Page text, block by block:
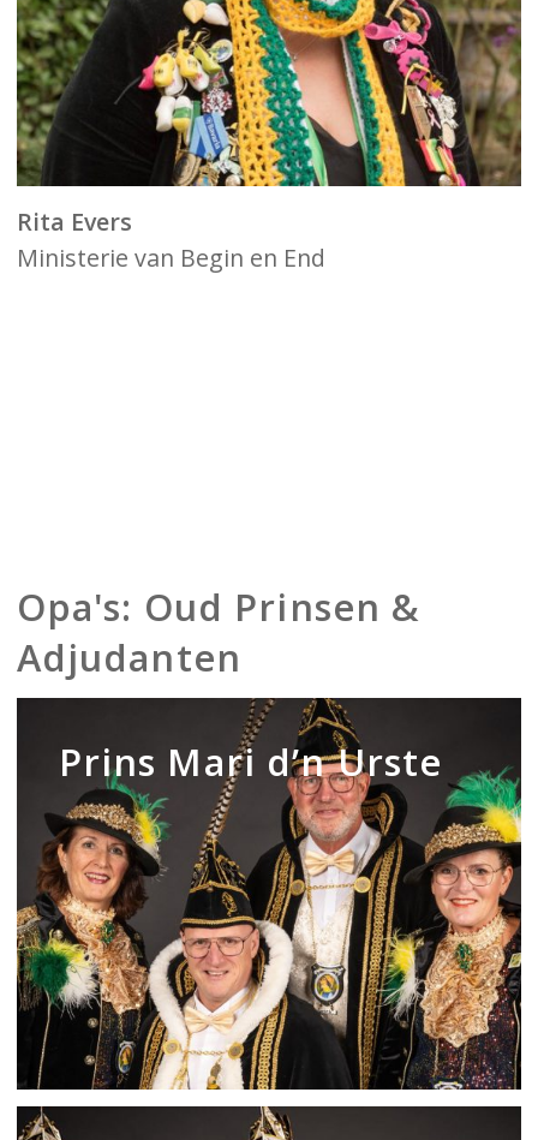
Rita Evers
Ministerie van Begin en End
Opa's: Oud Prinsen &
Adjudanten
Mari
Urste
Prins Mari d’n Urste
Prins